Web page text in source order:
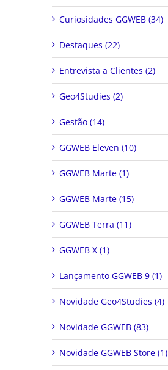
Curiosidades GGWEB (34)
Destaques (22)
Entrevista a Clientes (2)
Geo4Studies (2)
Gestão (14)
GGWEB Eleven (10)
GGWEB Marte (1)
GGWEB Marte (15)
GGWEB Terra (11)
GGWEB X (1)
Lançamento GGWEB 9 (1)
Novidade Geo4Studies (4)
Novidade GGWEB (83)
Novidade GGWEB Store (1)